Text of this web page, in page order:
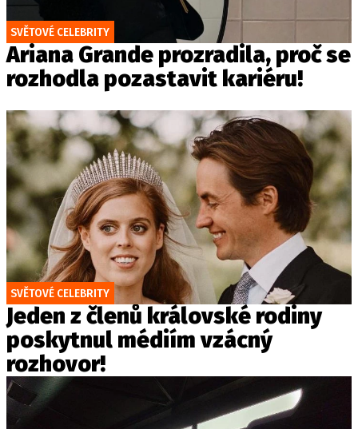
SVĚTOVÉ CELEBRITY
Ariana Grande prozradila, proč se
rozhodla pozastavit kariéru!
SVĚTOVÉ CELEBRITY
Jeden z členů královské rodiny
poskytnul médiím vzácný
rozhovor!